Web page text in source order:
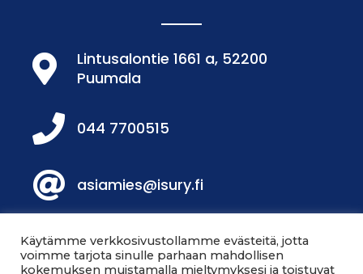
Lintusalontie 1661 a, 52200
Puumala
044 7700515
asiamies@isury.fi
Löydät meidät Facebookista!
Käytämme verkkosivustollamme evästeitä, jotta
voimme tarjota sinulle parhaan mahdollisen
kokemuksen muistamalla mieltymyksesi ja toistuvat